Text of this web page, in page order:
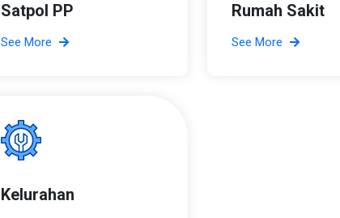
Satpol PP
See More
Rumah Sakit
See More
Kelurahan